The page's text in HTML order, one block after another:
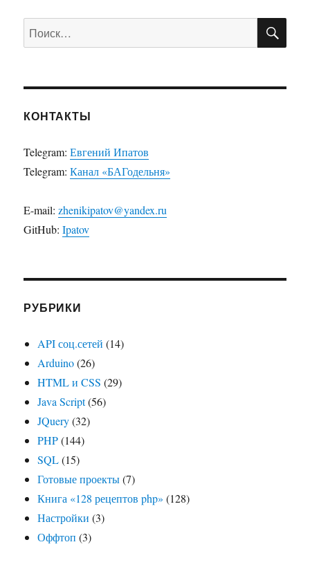
Искать:
КОНТАКТЫ
Telegram:Евгений Ипатов
Telegram:Канал «БАГодельня»
E-mail:zhenikipatov@yandex.ru
GitHub:Ipatov
РУБРИКИ
API соц.сетей (14)
Arduino(26)
HTML и CSS (29)
Java Script(56)
JQuery(32)
PHP(144)
SQL(15)
Готовые проекты(7)
Книга «128 рецептов php» (128)
Настройки (3)
Оффтоп (3)